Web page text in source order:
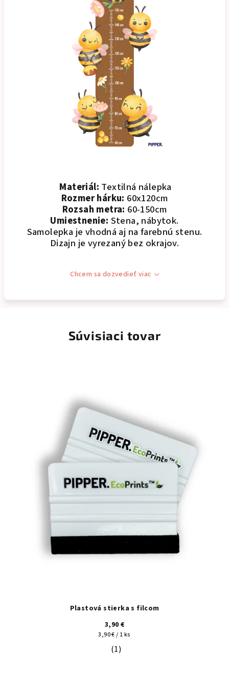
Materiál: Textilná nálepka
Rozmer hárku: 60x120cm
Rozsah metra: 60-150cm
Umiestnenie: Stena, nábytok.
Samolepka je vhodná aj na farebnú stenu.
Dizajn je vyrezaný bez okrajov.
Chcem sa dozvedieť viac
Súvisiaci tovar
Plastová stierka s filcom
3,90 €
Jednotková
cena:
3,90 € / 1 ks
Priemerné hodnotenie produktu
(1)